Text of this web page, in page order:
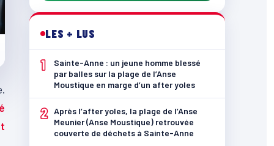
LES + LUS
1
Sainte-Anne : un jeune homme blessé
par balles sur la plage de l’Anse
Moustique en marge d’un after yoles
2 Après l’after yoles, la plage de l’Anse
Meunier (Anse Moustique) retrouvée
couverte de déchets à Sainte-Anne